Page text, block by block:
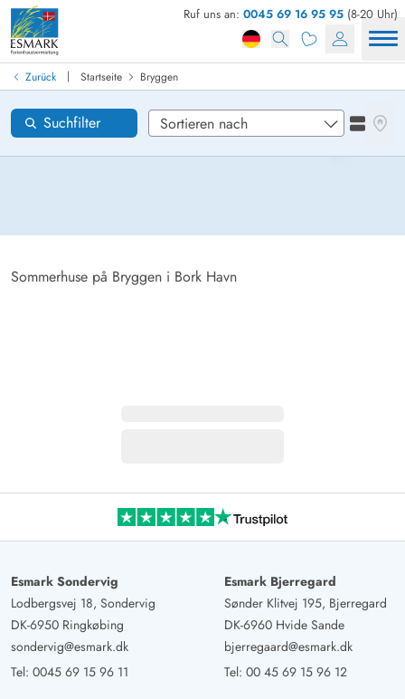
Ruf uns an: 0045 69 16 95 95 (8-20 Uhr)
Zurück | Startseite Bryggen
Bryggen
Sommerhuse på Bryggen i Bork Havn
Suchfilter
Ferienhaus in Dänemark finden
Anreise
Gebiete
Loading...
Esmark Sondervig
Lodbergsvej 18, Sondervig
DK-6950 Ringkøbing
sondervig@esmark.dk
Tel: 0045 69 15 96 11
Esmark Bjerregard
Sønder Klitvej 195, Bjerregard
DK-6960 Hvide Sande
bjerregaard@esmark.dk
Tel: 00 45 69 15 96 12